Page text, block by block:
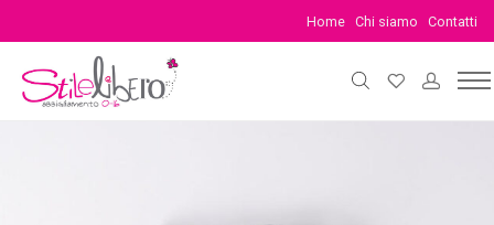
Home Chi siamo Contatti